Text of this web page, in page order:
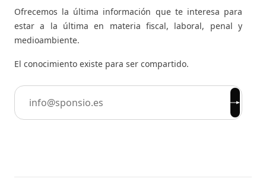
Ofrecemos la última información que te interesa para
estar a la última en materia fiscal, laboral, penal y
medioambiente.
El conocimiento existe para ser compartido.